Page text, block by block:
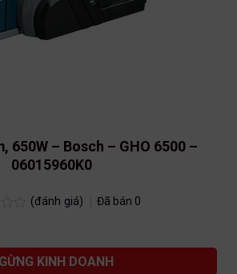
650W – Bosch – GHO 6500 –
06015960K0
(đánh giá) Đã bán 0
KINH DOANH